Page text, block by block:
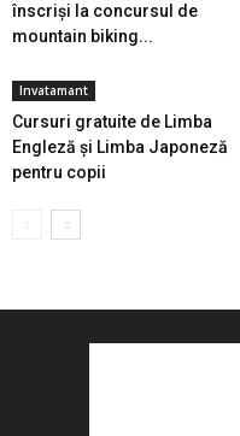
înscriși la concursul de
mountain biking...
Invatamant
Cursuri gratuite de Limba
Engleză și Limba Japoneză
pentru copii